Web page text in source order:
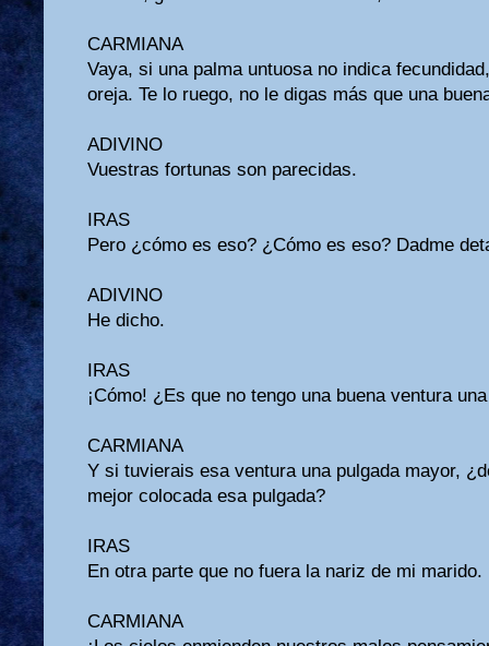
CARMIANA
Vaya, si una palma untuosa no indica
oreja. Te lo ruego, no le digas más que una
ADIVINO
Vuestras fortunas son parecidas.
IRAS
Pero ¿cómo es eso? ¿Cómo es eso? Dadme
ADIVINO
He dicho.
IRAS
¡Cómo! ¿Es que no tengo una buena ventura
CARMIANA
Y si tuvierais esa ventura una pulgada mayor,
mejor colocada esa pulgada?
IRAS
En otra parte que no fuera la nariz de mi marido.
CARMIANA